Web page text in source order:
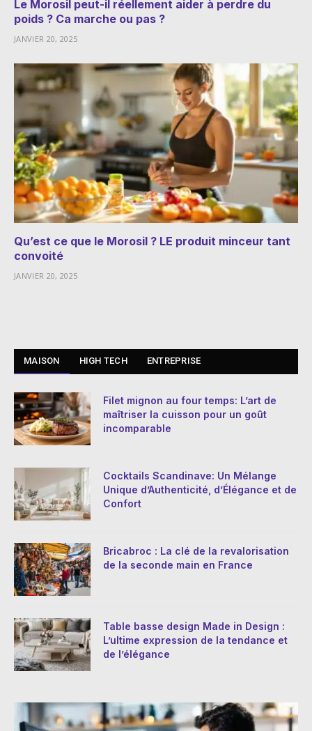
Le Morosil peut-il réellement aider à perdre du
poids ? Ca marche ou pas ?
JANVIER 20, 2025
Qu’est ce que le Morosil ? LE produit minceur tant
convoité
JANVIER 20, 2025
MAISON HIGH TECH ENTREPRISE
Filet mignon au four temps: L’art de
maîtriser la cuisson pour un goût
incomparable
Cocktails Scandinave: Un Mélange
Unique d’Authenticité, d’Élégance et de
Confort
Bricabroc : La clé de la revalorisation
de la seconde main en France
Table basse design Made in Design :
L’ultime expression de la tendance et
de l’élégance